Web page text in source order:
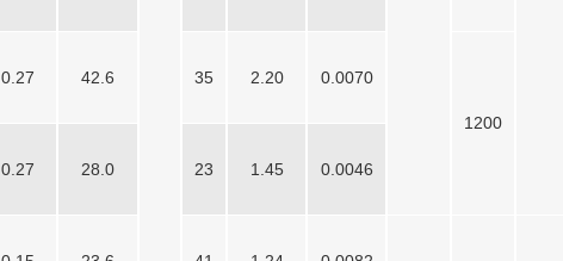
0.27 42.6 35 2.20 0.0070
1200
0.27 28.0 23 1.45 0.0046